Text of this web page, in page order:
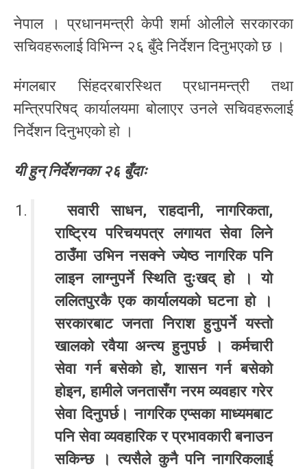
नेपाल । प्रधानमन्त्री केपी शर्मा ओलीले सरकारका
सचिवहरूलाई विभिन्न २६ बुँदे निर्देशन दिनुभएको छ ।
मंगलबार सिंहदरबारस्थित प्रधानमन्त्री तथा
मन्त्रिपरिषद् कार्यालयमा बोलाएर उनले सचिवहरूलाई
निर्देशन दिनुभएको हो ।
यी हुन् निर्देशनका २६ बुँदाः
सवारी साधन, राहदानी, नागरिकता,
राष्ट्रिय परिचयपत्र लगायत सेवा लिने
ठाउँमा उभिन नसक्ने ज्येष्ठ नागरिक पनि
लाइन लाग्नुपर्ने स्थिति दुःखद् हो । यो
ललितपुरकै एक कार्यालयको घटना हो ।
सरकारबाट जनता निराश हुनुपर्ने यस्तो
खालको रवैया अन्त्य हुनुपर्छ । कर्मचारी
सेवा गर्न बसेको हो, शासन गर्न बसेको
होइन, हामीले जनतासँग नरम व्यवहार गरेर
सेवा दिनुपर्छ। नागरिक एप्सका माध्यमबाट
पनि सेवा व्यवहारिक र प्रभावकारी बनाउन
सकिन्छ । त्यसैले कुनै पनि नागरिकलाई